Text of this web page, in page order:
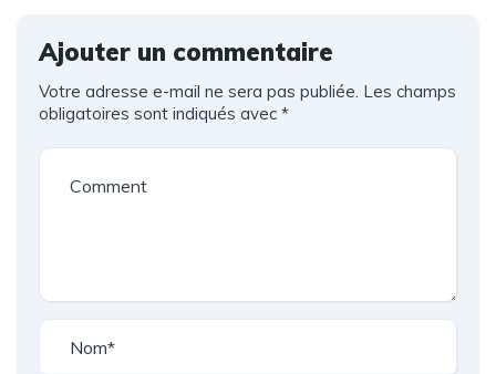
Ajouter un commentaire
Votre adresse e-mail ne sera pas publiée. Les champs
obligatoires sont indiqués avec *